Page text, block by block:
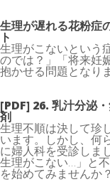
生理が遅れる花粉症
ト
生理がこないという
のでは？」「将来妊
抱かせる問題となり
[PDF] 26. 乳汁分泌
剤
生理不順は決して珍
います。しかし、何
に婦人科を受診しま
生理がこない…」と
を始めてみませんか？